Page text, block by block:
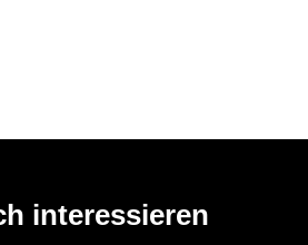
interessieren